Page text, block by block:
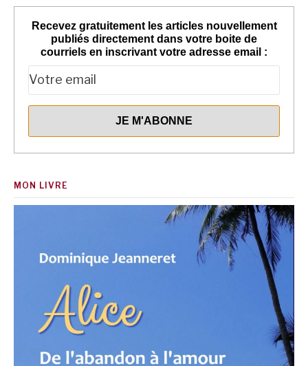
Recevez gratuitement les articles nouvellement
publiés directement dans votre boite de
courriels en inscrivant votre adresse email :
MON LIVRE